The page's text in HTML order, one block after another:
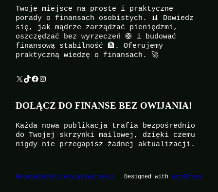
Twoje miejsce na proste i praktyczne
porady o finansach osobistych. 📊 Dowiedz
się, jak mądrze zarządzać pieniędzmi,
oszczędzać bez wyrzeczeń 🛟 i budować
finansową stabilność 🏦. Oferujemy
praktyczną wiedzę o finansach. 🚀
X TikTok Facebook Instagram
DOŁĄCZ DO FINANSE BEZ OWIJANIA!
Każda nowa publikacja trafia bezpośrednio
do Twojej skrzynki mailowej, dzięki czemu
nigdy nie przegapisz żadnej aktualizacji.
RegulaminPolityka prywatności Designed with WordPress